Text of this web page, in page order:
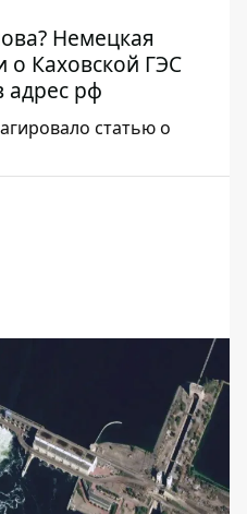
Немецкая
о Каховской ГЭС
адрес рф
статью о